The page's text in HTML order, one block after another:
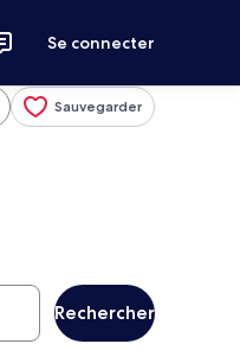
Se connecter
Sauvegarder
Rechercher